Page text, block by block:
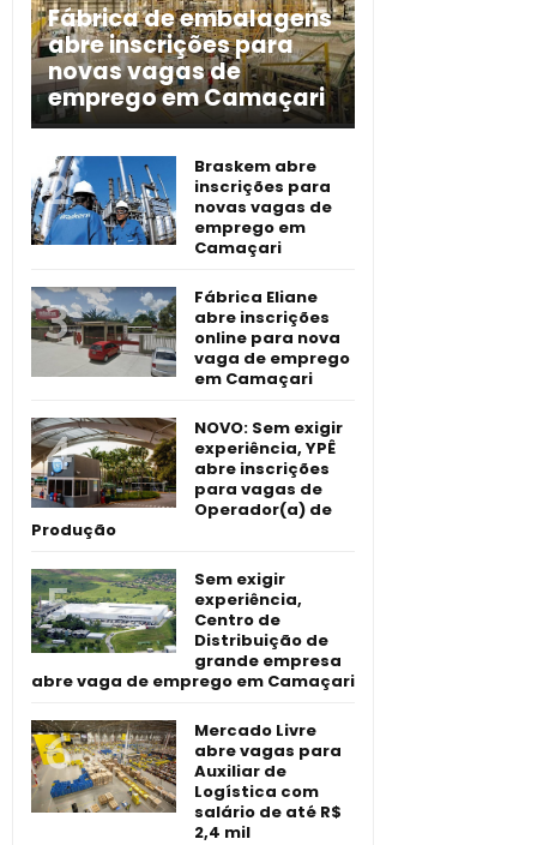
Fábrica de embalagens
abre inscrições para
novas vagas de
emprego em Camaçari
Braskem abre
inscrições para
novas vagas de
emprego em
Camaçari
Fábrica Eliane
abre inscrições
online para nova
vaga de emprego
em Camaçari
NOVO: Sem exigir
experiência, YPÊ
abre inscrições
para vagas de
Operador(a) de
Produção
Sem exigir
experiência,
Centro de
Distribuição de
grande empresa
abre vaga de emprego em Camaçari
Mercado Livre
abre vagas para
Auxiliar de
Logística com
salário de até R$
2,4 mil